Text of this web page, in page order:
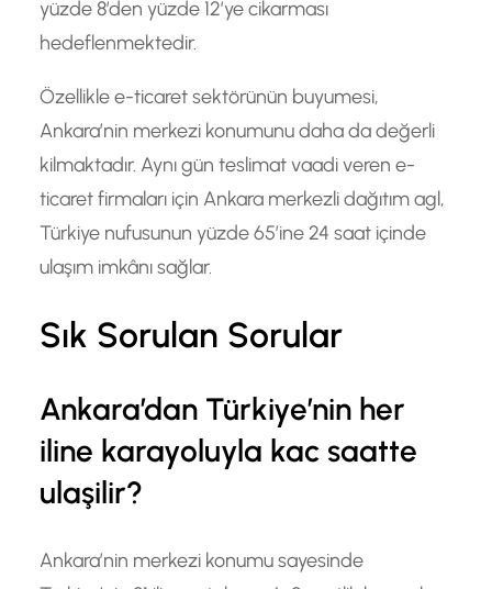
yüzde 8’den yüzde 12’ye cikarması
hedeflenmektedir.
Özellikle e-ticaret sektörünün buyumesi,
Ankara’nin merkezi konumunu daha da değerli
kilmaktadır. Aynı gün teslimat vaadi veren e-
ticaret firmaları için Ankara merkezli dağıtım agl,
Türkiye nufusunun yüzde 65’ine 24 saat içinde
ulaşım imkânı sağlar.
Sık Sorulan Sorular
Ankara’dan Türkiye’nin her
iline karayoluyla kac saatte
ulaşilir?
Ankara’nin merkezi konumu sayesinde